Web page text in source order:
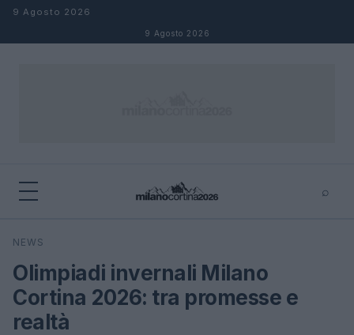
Salta al contenuto
9 Agosto 2026
9 Agosto 2026
⌕
Cerca
NEWS
Olimpiadi invernali Milano
Cortina 2026: tra promesse e
realtà